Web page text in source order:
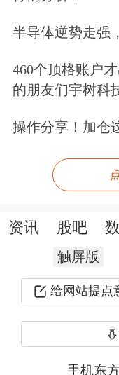
的研究业务
内容大同小异
研究正在从“
现者”，不再
而是立足产
点。
当然，券商
独行”，专业
底色。一方
造特色研究
半导体逆势走强
460个顶格账户
的朋友们宇树科
操作分享！加仓
资讯 股吧
触屏版
给网站提点
手机东